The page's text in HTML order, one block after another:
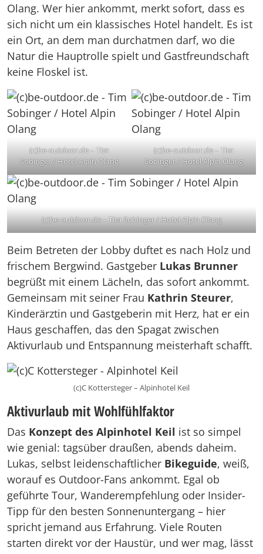
Olang. Wer hier ankommt, merkt sofort, dass es
sich nicht um ein klassisches Hotel handelt. Es ist
ein Ort, an dem man durchatmen darf, wo die
Natur die Hauptrolle spielt und Gastfreundschaft
keine Floskel ist.
(c)be-outdoor.de – Tim
Sobinger / Hotel Alpin Olang
(c)be-outdoor.de – Tim
Sobinger / Hotel Alpin Olang
(c)be-outdoor.de – Tim Sobinger / Hotel Alpin Olang
Beim Betreten der Lobby duftet es nach Holz und
frischem Bergwind. Gastgeber Lukas Brunner
begrüßt mit einem Lächeln, das sofort ankommt.
Gemeinsam mit seiner Frau Kathrin Steurer,
Kinderärztin und Gastgeberin mit Herz, hat er ein
Haus geschaffen, das den Spagat zwischen
Aktivurlaub und Entspannung meisterhaft schafft.
(c)C Kottersteger – Alpinhotel Keil
Aktivurlaub mit Wohlfühlfaktor
Das Konzept des Alpinhotel Keil ist so simpel
wie genial: tagsüber draußen, abends daheim.
Lukas, selbst leidenschaftlicher Bikeguide, weiß,
worauf es Outdoor-Fans ankommt. Egal ob
geführte Tour, Wanderempfehlung oder Insider-
Tipp für den besten Sonnenuntergang – hier
spricht jemand aus Erfahrung. Viele Routen
starten direkt vor der Haustür, und wer mag, lässt